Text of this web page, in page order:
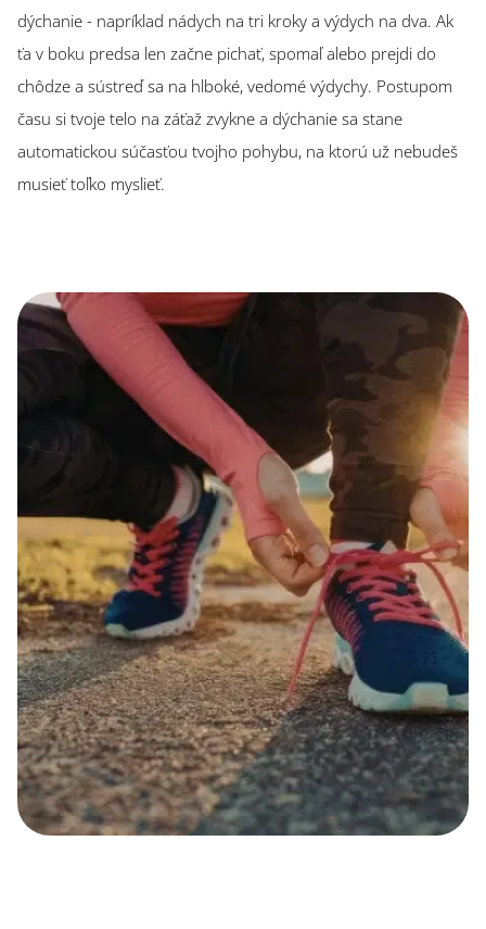
dýchanie - napríklad nádych na tri kroky a výdych na dva. Ak
ťa v boku predsa len začne pichať, spomaľ alebo prejdi do
chôdze a sústreď sa na hlboké, vedomé výdychy. Postupom
času si tvoje telo na záťaž zvykne a dýchanie sa stane
automatickou súčasťou tvojho pohybu, na ktorú už nebudeš
musieť toľko myslieť.